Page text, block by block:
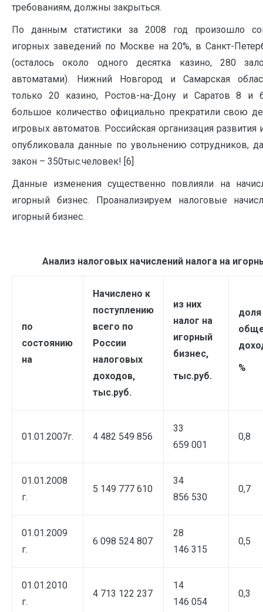
требованиям, должны закрыться.
По данным статистики за 2008 год произошло
игорных заведений по Москве на 20%, в Санкт-
(осталось около одного десятка казино, 280
автоматами). Нижний Новгород и Самарская
только 20 казино, Ростов-на-Дону и Саратов 8 и
большое количество официально прекратили свою
игровых автоматов. Российская организация развития
опубликовала данные по увольнению сотрудников,
закон – 350тыс.человек! [6]
Данные изменения существенно повлияли на
игорный бизнес. Проанализируем налоговые
игорный бизнес.
Анализ налоговых начислений налога на
по
состоянию
на
Начислено к
поступлению
всего по
России
налоговых
доходов,
тыс.руб.
из них
налог на
игорный
бизнес,
тыс.руб.
доля
%
01.01.2007г. 4 482 549 856
33
659 001
0,8
01.01.2008
г.
5 149 777 610
34
856 530
0,7
01.01.2009
г.
6 098 524 807
28
146 315
0,5
01.01.2010
г.
4 713 122 237
14
146 054
0,3